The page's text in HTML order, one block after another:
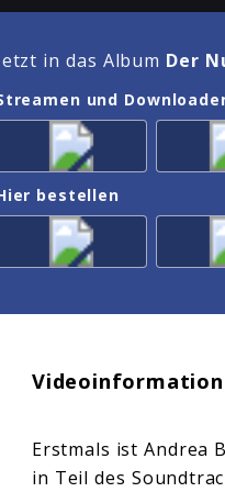
in das Album Der
und
bestellen
Videoinformation
Erstmals ist Andrea
in Teil des